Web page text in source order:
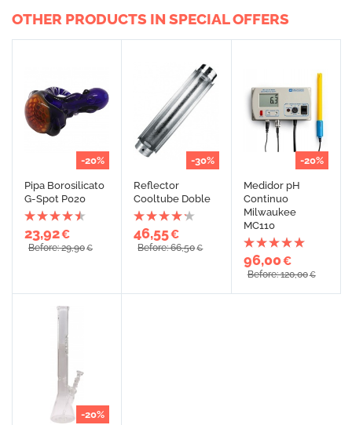
OTHER PRODUCTS IN SPECIAL OFFERS
-20%
Pipa Borosilicato
G-Spot P020
23,92€
Before: 29,90€
-30%
Reflector
Cooltube Doble
46,55€
Before: 66,50€
-20%
Medidor pH
Continuo
Milwaukee
MC110
96,00€
Before: 120,00€
-20%